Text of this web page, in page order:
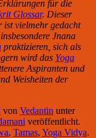
für die
Glossar. Dieser
ist vielmehr gedacht
Jnana
praktizieren, sich als
wird das Yoga
Aspiranten und
Weisheiten der
von Vedantin unter
veröffentlicht.
, Tamas, Yoga Vidya.